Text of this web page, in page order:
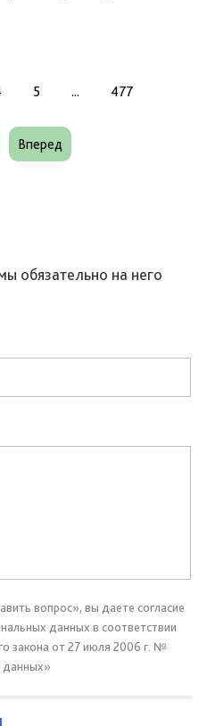
5 ... 477
Вперед
обязательно на него
вопрос», вы даете согласие
данных в соответствии
закона от 27 июля 2006 г. №